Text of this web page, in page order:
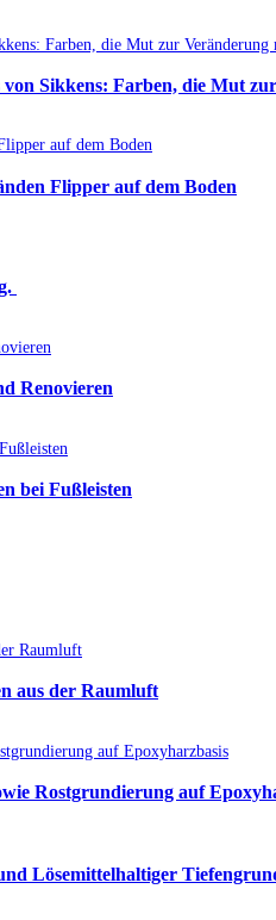
Sikkens: Farben, die Mut
Flipper auf dem Boden
Renovieren
bei Fußleisten
aus der Raumluft
Rostgrundierung auf
Lösemittelhaltiger